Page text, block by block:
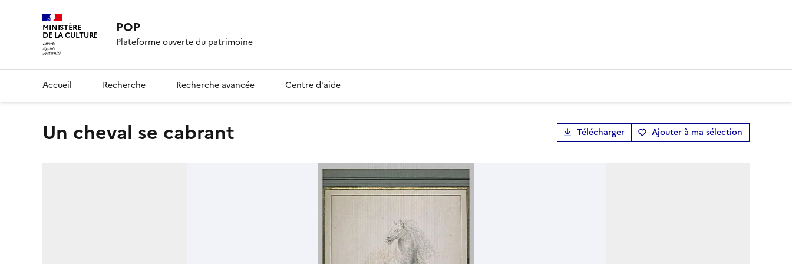
MINISTÈRE
DE LA CULTURE POP
Plateforme ouverte du patrimoine
Accueil Recherche Recherche avancée Centre d'aide
Un cheval se cabrant Télécharger Ajouter à ma sélection